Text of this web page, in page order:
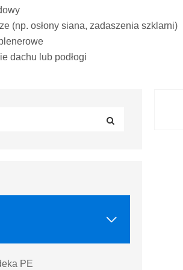
(np. osłony siana, zadaszenia szklarni)
dachu lub podłogi

PE